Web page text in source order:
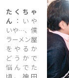
たくちゃ
ん ：いや
いや…、僕
ラーメン屋
をやるか
どうかで
悩んでた